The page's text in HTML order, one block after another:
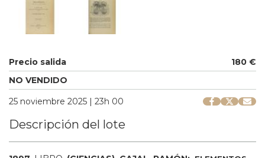
Precio salida
180 €
NO VENDIDO
25 noviembre 2025 | 23h 00
Descripción del lote